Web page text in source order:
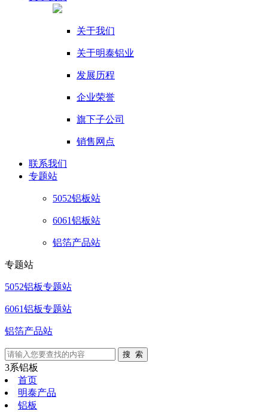
关于我们
关于明泰铝业
发展历程
企业荣誉
旗下子公司
销售网点
联系我们
专题站
5052铝板站
6061铝板站
铝箔产品站
专题站
5052铝板专题站
6061铝板专题站
铝箔产品站
3系铝板
首页
明泰产品
铝板